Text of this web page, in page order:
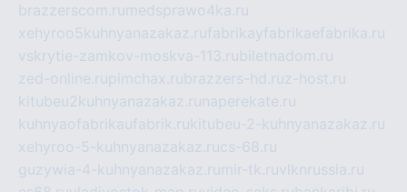
brazzerscom.ru medsprawo4ka.ru
xehyroo5kuhnyanazakaz.rufabrikayfabrikaefabrika.ru
vskrytie-zamkov-moskva-113.rubiletnadom.ru
zed-online.rupimchax.rubrazzers-hd.ruz-host.ru
kitubeu2kuhnyanazakaz.ru naperekate.ru
kuhnyaofabrikaufabrik.rukitubeu-2-kuhnyanazakaz.ru
xehyroo-5-kuhnyanazakaz.rucs-68.ru
guzywia-4-kuhnyanazakaz.ru mir-tk.ruvlknrussia.ru